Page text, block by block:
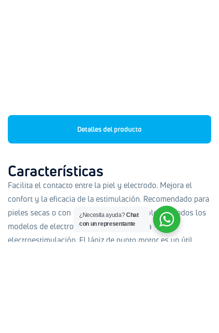
Detalles del producto
Características
Facilita el contacto entre la piel y electrodo. Mejora el
confort y la eficacia de la estimulación. Recomendado para
pieles secas o con mucho vello. Compatible con todos los
modelos de electrodos. Reservado para la
electroestimulación. El lápiz de punto motor es un útil
¿Necesita ayuda?Chat
con un representante